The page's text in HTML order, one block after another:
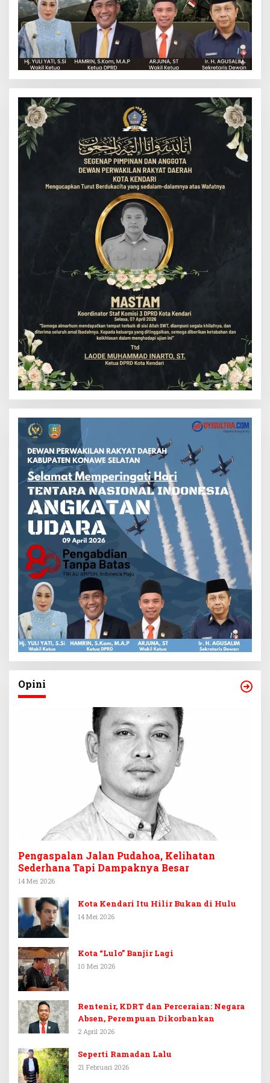
Opini
Pengaspalan Jalan Pudahoa, Kelihatan
Sederhana Tapi Dampaknya Besar
14 Mei 2026
Kota Kendari Itu Hilir Bukan di Hulu
14 Mei 2026
Kota “Lulo” Banjir Lagi
10 Mei 2026
Rentenir, KDRT dan Perceraian: Negara
Absen, Perempuan Dikorbankan
2 April 2026
Seperti Ramadan Lalu
21 Februari 2026